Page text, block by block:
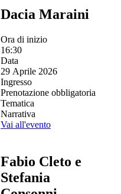
Dacia Maraini
Ora di inizio
16:30
Data
29 Aprile 2026
Ingresso
Prenotazione obbligatoria
Tematica
Narrativa
Vai all'evento
Fabio Cleto e
Stefania